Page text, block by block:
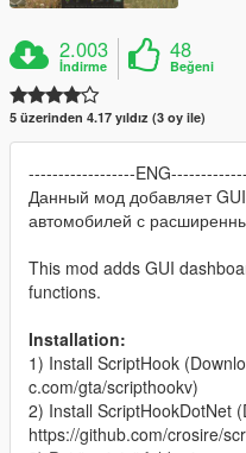
2.003
İndirme
48
Beğeni
5 üzerinden 4.17 yıldız (3 oy ile)
------------------
Данный мод добавляет
автомобилей с
This mod adds GUI
functions.
Installation:
1) Install ScriptHook
c.com/gta/scripthookv)
2) Install ScriptHookDotNet
https://github.com/crosire/